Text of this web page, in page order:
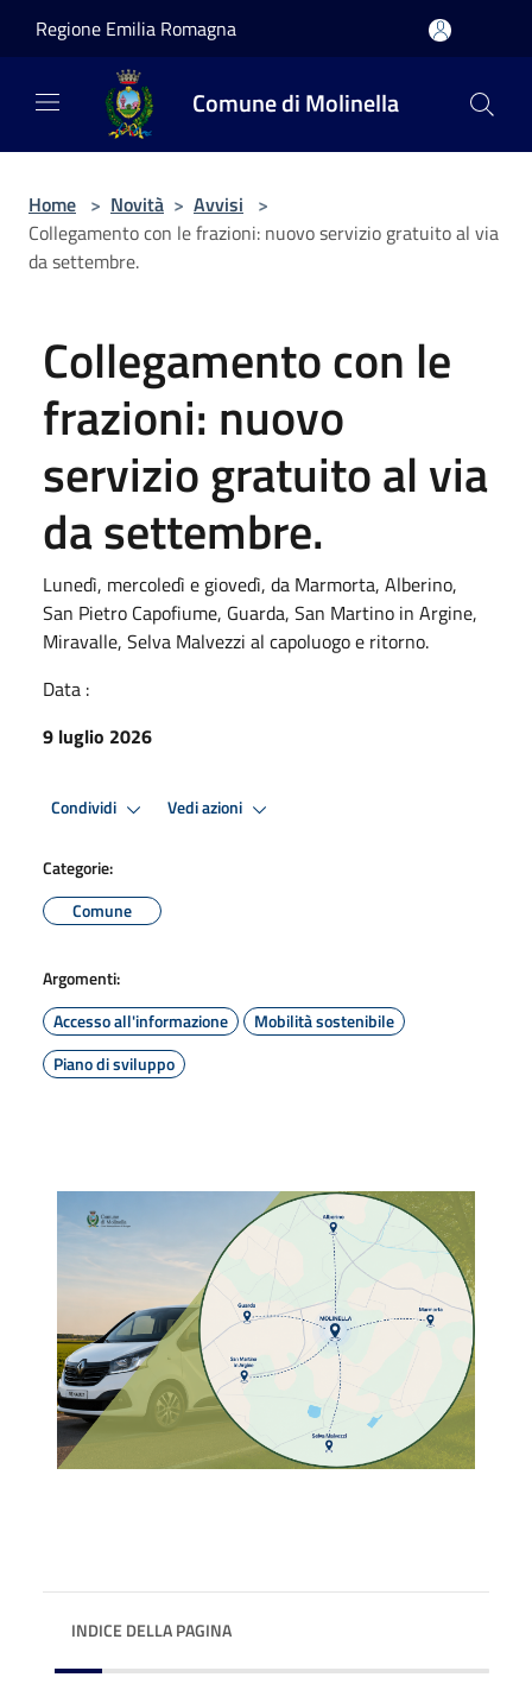
Regione Emilia Romagna
Comune di Molinella
Home > Novità > Avvisi >
Collegamento con le frazioni: nuovo servizio gratuito al via
da settembre.
Collegamento con le
frazioni: nuovo
servizio gratuito al via
da settembre.
Lunedì, mercoledì e giovedì, da Marmorta, Alberino,
San Pietro Capofiume, Guarda, San Martino in Argine,
Miravalle, Selva Malvezzi al capoluogo e ritorno.
Data :
9 luglio 2026
Condividi Vedi azioni
Categorie:
Comune
Argomenti:
Accesso all'informazione
Mobilità sostenibile
Piano di sviluppo
INDICE DELLA PAGINA